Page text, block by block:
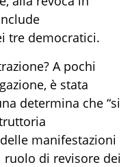
tre democratici.
A pochi
è stata
determina che “si
manifestazioni
ruolo di revisore dei